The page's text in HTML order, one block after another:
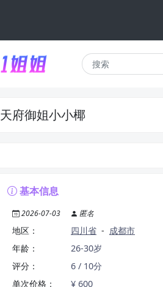
天府御姐小小椰
基本信息
2026-07-03 匿名
地区： 四川省 - 成都市
年龄：
26-30岁
评分：
6 / 10分
单次价格：
¥ 600